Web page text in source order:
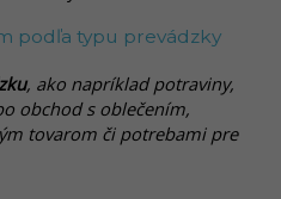
podľa typu prevádzky
, ako napríklad potraviny,
obchod s oblečením,
tovarom či potrebami pre